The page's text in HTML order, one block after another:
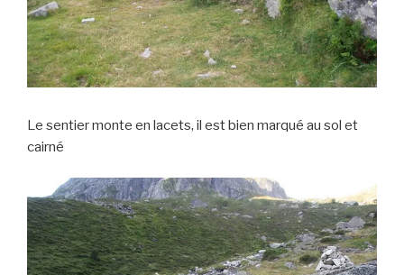
Le sentier monte en lacets, il est bien marqué au sol et
cairné